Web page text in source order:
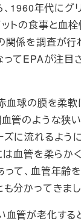
、1960年代にグ
ットの食事と血
関係を調査が行
ってEPAが注目
血球の膜を柔軟
血管のような狭
に流れるよう
は血管を柔らか
って、血管年齢
分かってきまし
血管が老化する